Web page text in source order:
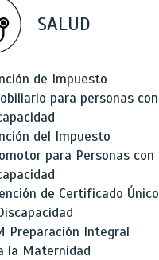
SALUD
de Impuesto
para personas con
del Impuesto
para Personas con
de Certificado Único
Preparación Integral
la Maternidad